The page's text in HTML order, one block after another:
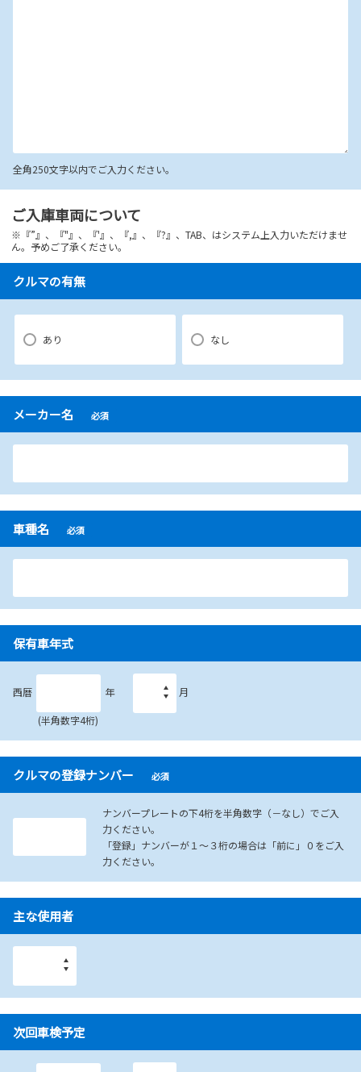
全角250文字以内でご入力ください。
ご入庫車両について
※『”』、『"』、『'』、『,』、『?』、TAB、はシステム上入力いただけませ
ん。予めご了承ください。
クルマの有無
あり なし
メーカー名 必須
車種名 必須
保有車年式
西暦 年
(半角数字4桁)
月
クルマの登録ナンバー 必須
ナンバープレートの下4桁を半角数字（－なし）でご入
力ください。
「登録」ナンバーが１～３桁の場合は「前に」０をご入
力ください。
主な使用者
次回車検予定